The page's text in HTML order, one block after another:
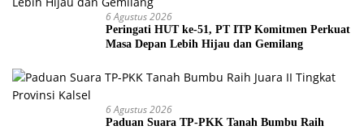
6 Agustus 2026
Peringati HUT ke-51, PT ITP Komitmen Perkuat
Masa Depan Lebih Hijau dan Gemilang
6 Agustus 2026
Paduan Suara TP-PKK Tanah Bumbu Raih